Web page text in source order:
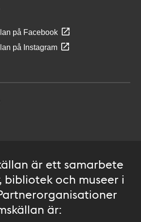
på Facebook
på Instagram
är ett samarbete
bibliotek och museer i
är: